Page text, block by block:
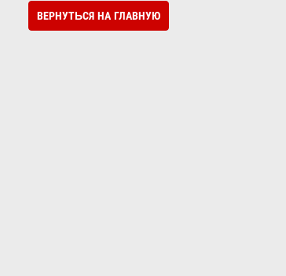
ВЕРНУТЬСЯ НА ГЛАВНУЮ